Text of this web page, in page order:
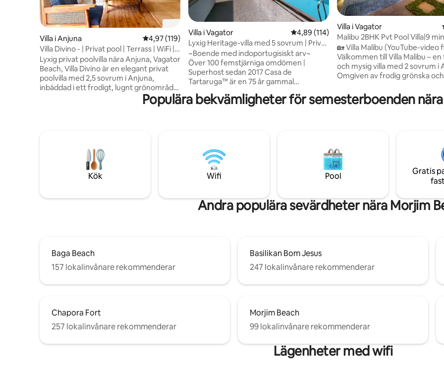
Villa i Anjuna 4,97 av 5 i genomsnittligt betyg, 119 omdömen
4,97 (119)
Villa Divino - | Privat pool | Terrass | WiFi |
Strand
Lyxig privat poolvilla nära Anjuna, Vagator
Beach, Villa Divino är en elegant privat
poolvilla med 2,5 sovrum i Anjuna,
inbäddad i ett frodigt, lugnt grönområde
men bara några minuter från Goas
hetaste kaféer, stränder och nattliv.
1,5 km från Vagator Beach, en kort bilresa
till Anjuna Beach, precis intill Assagao,
och en enkel bilresa till Morjim, Ashwem,
Candolim och Baga!
Villa i Vagator 4,89 av 5 i genomsnittligt betyg, 114
4,89 (114)
Lyxig Heritage-villa med 5 sovrum | Privat
pool | Assagao
~Boende med indoportugisiskt arv~
Över 100 femstjärniga omdömen |
Superhost sedan 2017 Casa de
Tartaruga™ är en 75 år gammal
Assagao, norra Goa. Villan är noggrant
restaurerad och bevarar gammaldags
undangömd — utformad för familjer,
intima fester och raffinerade vistelser. En
stor privat egendom som erbjuder Old
World Goan-gästfrihet, stora öppna ytor
Villa i Vagator
Malibu 2BHK Pvt Pool Villa|9
Vagator Beach
🏡 Villa Malibu (YouTube-video
Välkommen till Villa Malibu –
och mysig villa med 2 sovrum i
Omgiven av frodig grönska
Grekland-inspirerad inredning
luftigt boende. 🎖️✨ Höjdpunkter: ✅
högtalare ✅ Säkerhet dygnet runt ✅
Städning utan kostnad ✅ Privat
dykbassäng
Populära bekvämligheter för semesterboenden
Kök Wifi Pool
Gratis
Andra populära sevärdheter nära Morjim
Baga Beach
157 lokalinvånare rekommenderar
Basilikan Bom Jesus
247 lokalinvånare rekommenderar
Chapora Fort
257 lokalinvånare rekommenderar
Morjim Beach
99 lokalinvånare rekommenderar
Lägenheter med wifi